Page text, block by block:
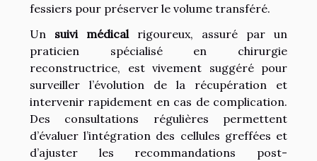
fessiers pour préserver le volume transféré.
Un suivi médical rigoureux, assuré par un
praticien spécialisé en chirurgie
reconstructrice, est vivement suggéré pour
surveiller l’évolution de la récupération et
intervenir rapidement en cas de complication.
Des consultations régulières permettent
d’évaluer l’intégration des cellules greffées et
d’ajuster les recommandations post-